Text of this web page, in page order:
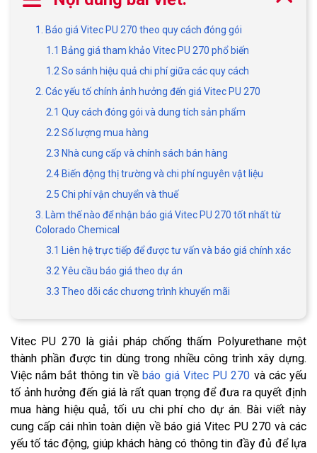
1. Báo giá Vitec PU 270 theo quy cách đóng gói
1.1 Bảng giá tham khảo Vitec PU 270 phổ biến
1.2 So sánh hiệu quả chi phí giữa các quy cách
2. Các yếu tố chính ảnh hưởng đến giá Vitec PU 270
2.1 Quy cách đóng gói và dung tích sản phẩm
2.2 Số lượng mua hàng
2.3 Nhà cung cấp và chính sách bán hàng
2.4 Biến động thị trường và chi phí nguyên vật liệu
2.5 Chi phí vận chuyển và thuế
3. Làm thế nào để nhận báo giá Vitec PU 270 tốt nhất từ
Colorado Chemical
3.1 Liên hệ trực tiếp để được tư vấn và báo giá chính xác
3.2 Yêu cầu báo giá theo dự án
3.3 Theo dõi các chương trình khuyến mãi
Vitec PU 270 là giải pháp chống thấm Polyurethane một
thành phần được tin dùng trong nhiều công trình xây dựng.
Việc nắm bắt thông tin về báo giá Vitec PU 270 và các yếu
tố ảnh hưởng đến giá là rất quan trọng để đưa ra quyết định
mua hàng hiệu quả, tối ưu chi phí cho dự án. Bài viết này
cung cấp cái nhìn toàn diện về báo giá Vitec PU 270 và các
yếu tố tác động, giúp khách hàng có thông tin đầy đủ để lựa